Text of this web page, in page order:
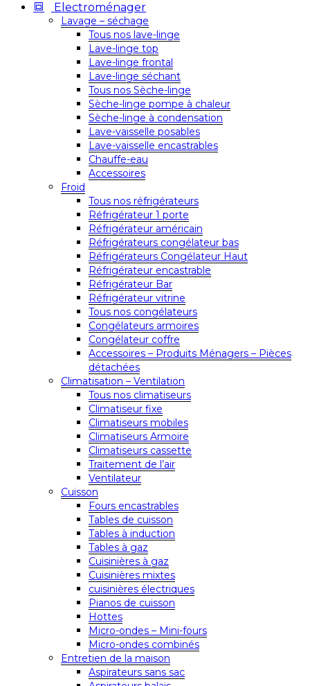
Electroménager
Lavage – séchage
Tous nos lave-linge
Lave-linge top
Lave-linge frontal
Lave-linge séchant
Tous nos Sèche-linge
Sèche-linge pompe à chaleur
Sèche-linge à condensation
Lave-vaisselle posables
Lave-vaisselle encastrables
Chauffe-eau
Accessoires
Froid
Tous nos réfrigérateurs
Réfrigérateur 1 porte
Réfrigérateur américain
Réfrigérateurs congélateur bas
Réfrigérateurs Congélateur Haut
Réfrigérateur encastrable
Réfrigérateur Bar
Réfrigérateur vitrine
Tous nos congélateurs
Congélateurs armoires
Congélateur coffre
Accessoires – Produits Ménagers – Pièces
détachées
Climatisation – Ventilation
Tous nos climatiseurs
Climatiseur fixe
Climatiseurs mobiles
Climatiseurs Armoire
Climatiseurs cassette
Traitement de l’air
Ventilateur
Cuisson
Fours encastrables
Tables de cuisson
Tables à induction
Tables à gaz
Cuisinières à gaz
Cuisinières mixtes
cuisinières électriques
Pianos de cuisson
Hottes
Micro-ondes – Mini-fours
Micro-ondes combinés
Entretien de la maison
Aspirateurs sans sac